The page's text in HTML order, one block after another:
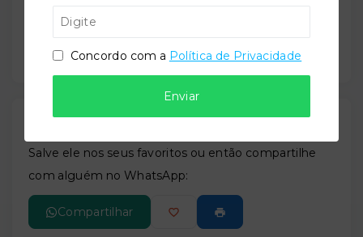
Gostou do imóvel?
Salve ele nos seus favoritos ou então compartilhe
com alguém no WhatsApp:
Compartilhar
Concordo com a Política de Privacidade
Enviar